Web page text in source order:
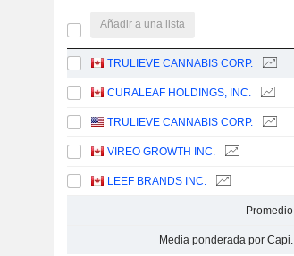
Añadir a una lista
TRULIEVE CANNABIS CORP.
CURALEAF HOLDINGS, INC.
TRULIEVE CANNABIS CORP.
VIREO GROWTH INC.
LEEF BRANDS INC.
Promedio
Media ponderada por Capi.